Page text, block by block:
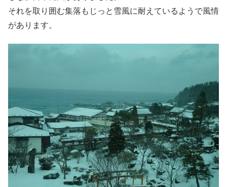
それを取り囲む集落もじっと雪風に耐えているようで風情
があります。